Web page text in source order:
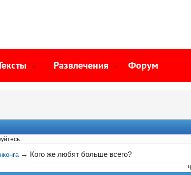
Развлечения Форум
→ Кого же любят больше всего?